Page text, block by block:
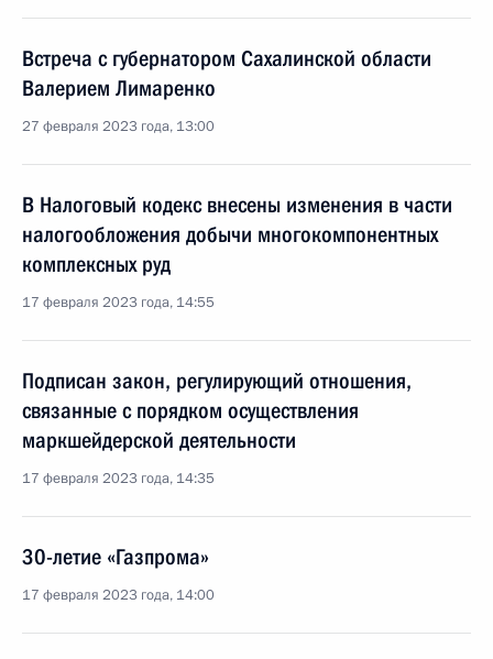
Встреча с губернатором Сахалинской области
Валерием Лимаренко
27 февраля 2023 года, 13:00
В Налоговый кодекс внесены изменения в части
налогообложения добычи многокомпонентных
комплексных руд
17 февраля 2023 года, 14:55
Подписан закон, регулирующий отношения,
связанные с порядком осуществления
маркшейдерской деятельности
17 февраля 2023 года, 14:35
30-летие «Газпрома»
17 февраля 2023 года, 14:00